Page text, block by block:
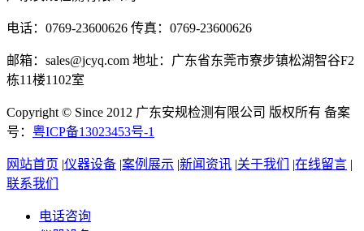
电话：0769-23600626 传真：0769-23600626
邮箱：sales@jcyq.com 地址：广东省东莞市寮步镇松湖智谷F2
栋11楼1102室
Copyright © Since 2012 广东安规检测有限公司 版权所有 备案
号： 粤ICP备13023453号-1
网站首页 |仪器设备 |案例展示 |新闻资讯 |关于我们 |在线留言 |
联系我们
电话咨询